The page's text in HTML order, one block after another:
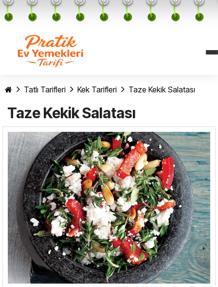
Tatlı Tarifleri Kek Tarifleri Taze Kekik Salatası
Taze Kekik Salatası